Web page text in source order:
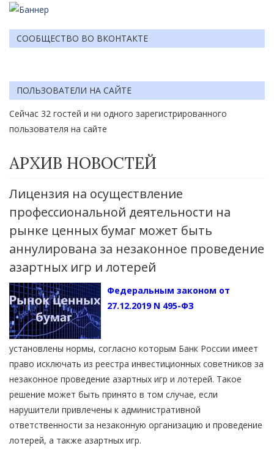
СООБЩЕСТВО ВО ВКОНТАКТЕ
ПОЛЬЗОВАТЕЛИ НА САЙТЕ
Сейчас 32 гостей и ни одного зарегистрированного
пользователя на сайте
АРХИВ НОВОСТЕЙ
Лицензия на осуществление
профессиональной деятельности на
рынке ценных бумаг может быть
аннулирована за незаконное проведение
азартных игр и лотерей
Федеральным законом от
27.12.2019 N 495-ФЗ
установлены нормы, согласно которым Банк России имеет
право исключать из реестра инвестиционных советников за
незаконное проведение азартных игр и лотерей. Такое
решение может быть принято в том случае, если
нарушители привлечены к административной
ответственности за незаконную организацию и проведение
лотерей, а также азартных игр.